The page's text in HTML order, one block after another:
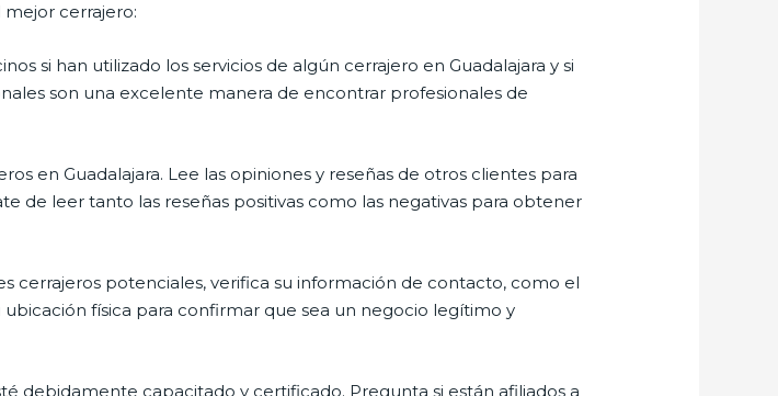
cerrajero:
si han utilizado los servicios de algún cerrajero en Guadalajara y si
son una excelente manera de encontrar profesionales de
en Guadalajara. Lee las opiniones y reseñas de otros clientes para
de leer tanto las reseñas positivas como las negativas para obtener
cerrajeros potenciales, verifica su información de contacto, como el
física para confirmar que sea un negocio legítimo y
debidamente capacitado y certificado. Pregunta si están afiliados a